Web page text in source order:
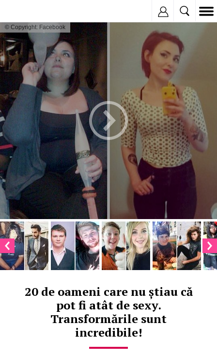
© Copyright: Facebook
20 de oameni care nu știau că
pot fi atât de sexy.
Transformările sunt
incredibile!